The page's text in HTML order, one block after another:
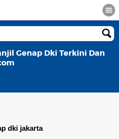
Genap Dki Terkini Dan
dki jakarta